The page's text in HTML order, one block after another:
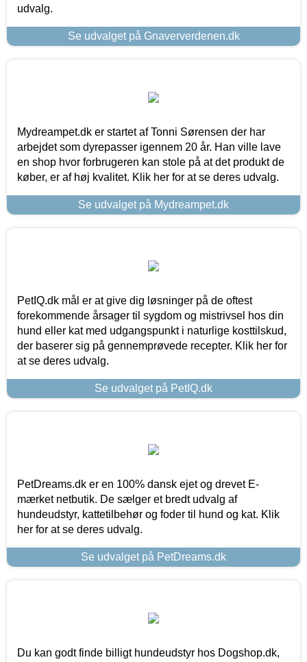
udvalg.
Se udvalget på Gnaververdenen.dk
Mydreampet.dk er startet af Tonni Sørensen der har
arbejdet som dyrepasser igennem 20 år. Han ville lave
en shop hvor forbrugeren kan stole på at det produkt de
køber, er af høj kvalitet. Klik her for at se deres udvalg.
Se udvalget på Mydreampet.dk
PetIQ.dk mål er at give dig løsninger på de oftest
forekommende årsager til sygdom og mistrivsel hos din
hund eller kat med udgangspunkt i naturlige kosttilskud,
der baserer sig på gennemprøvede recepter. Klik her for
at se deres udvalg.
Se udvalget på PetIQ.dk
PetDreams.dk er en 100% dansk ejet og drevet E-
mærket netbutik. De sælger et bredt udvalg af
hundeudstyr, kattetilbehør og foder til hund og kat. Klik
her for at se deres udvalg.
Se udvalget på PetDreams.dk
Du kan godt finde billigt hundeudstyr hos Dogshop.dk,